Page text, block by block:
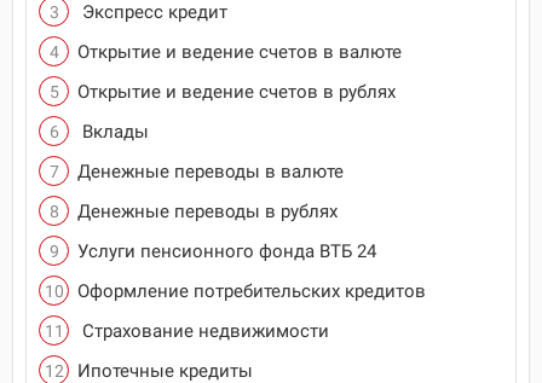
Экспресс кредит
Открытие и ведение счетов в валюте
Открытие и ведение счетов в рублях
Вклады
Денежные переводы в валюте
Денежные переводы в рублях
Услуги пенсионного фонда ВТБ 24
Оформление потребительских кредитов
Страхование недвижимости
Ипотечные кредиты